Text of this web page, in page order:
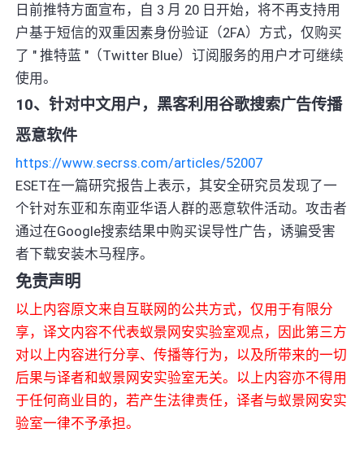
日前推特方面宣布，自 3 月 20 日开始，将不再支持用
户基于短信的双重因素身份验证（2FA）方式，仅购买
了 " 推特蓝 "（Twitter Blue）订阅服务的用户才可继续
使用。
10、针对中文用户，黑客利用谷歌搜索广告传播
恶意软件
https://www.secrss.com/articles/52007
ESET在一篇研究报告上表示，其安全研究员发现了一
个针对东亚和东南亚华语人群的恶意软件活动。攻击者
通过在Google搜索结果中购买误导性广告，诱骗受害
者下载安装木马程序。
免责声明
以上内容原文来自互联网的公共方式，仅用于有限分
享，译文内容不代表蚁景网安实验室观点，因此第三方
对以上内容进行分享、传播等行为，以及所带来的一切
后果与译者和蚁景网安实验室无关。以上内容亦不得用
于任何商业目的，若产生法律责任，译者与蚁景网安实
验室一律不予承担。